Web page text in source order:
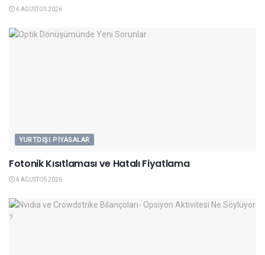
4 AĞUSTOS 2026
YURTDIŞI PIYASALAR
Fotonik Kısıtlaması ve Hatalı Fiyatlama
4 AĞUSTOS 2026